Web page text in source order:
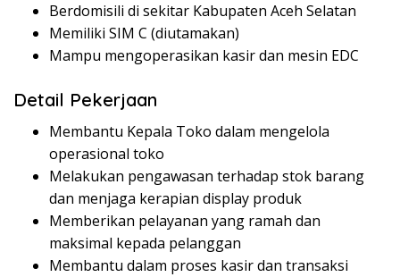
Berdomisili di sekitar Kabupaten Aceh Selatan
Memiliki SIM C (diutamakan)
Mampu mengoperasikan kasir dan mesin EDC
Detail Pekerjaan
Membantu Kepala Toko dalam mengelola
operasional toko
Melakukan pengawasan terhadap stok barang
dan menjaga kerapian display produk
Memberikan pelayanan yang ramah dan
maksimal kepada pelanggan
Membantu dalam proses kasir dan transaksi